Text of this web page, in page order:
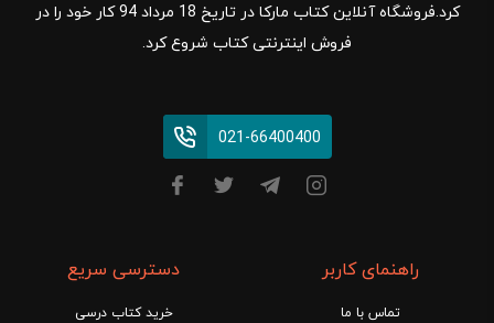
کرد.فروشگاه آنلاین کتاب مارکا در تاریخ 18 مرداد 94 کار خود را در
فروش اینترنتی کتاب شروع کرد.
021-66400400
راهنمای کاربر
تماس با ما
دسترسی سریع
خرید کتاب درسی